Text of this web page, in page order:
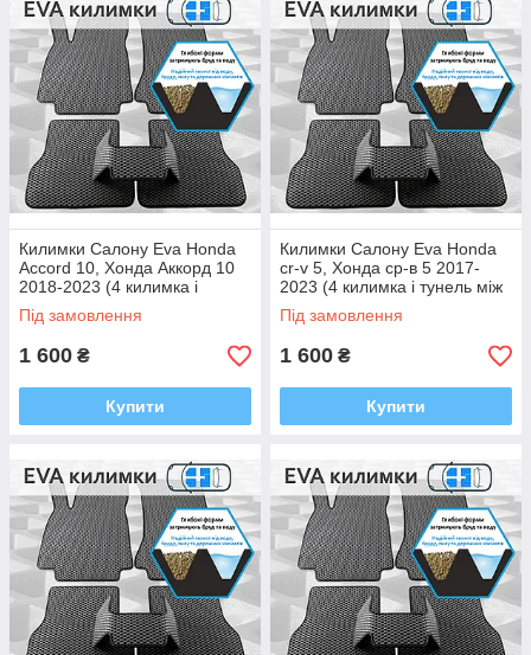
Килимки Салону Eva Honda
Accord 10, Хонда Аккорд 10
2018-2023 (4 килимка і
тунель між задніми, багато
кольорів Ева, Єва)
Під замовлення
1 600 ₴
Купити
Килимки Салону Eva Honda
cr-v 5, Хонда ср-в 5 2017-
2023 (4 килимка і тунель між
задніми, багато кольорів Ева,
Єва)
Під замовлення
1 600 ₴
Купити